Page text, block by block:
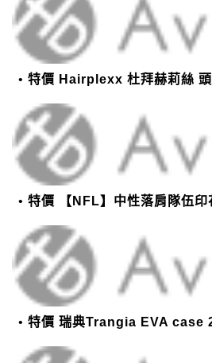
特價 Hairplexx 杜拜赫莉絲 頭
特價 【NFL】中性落肩隊伍印
特價 瑞典Trangia EVA case 27 風暴爐